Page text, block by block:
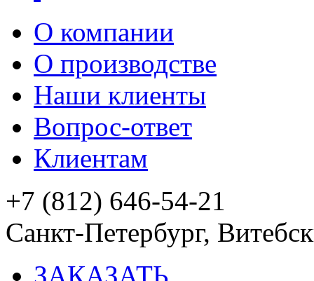
О компании
О производстве
Наши клиенты
Вопрос-ответ
Клиентам
+7 (812) 646-54-21
Санкт-Петербург,